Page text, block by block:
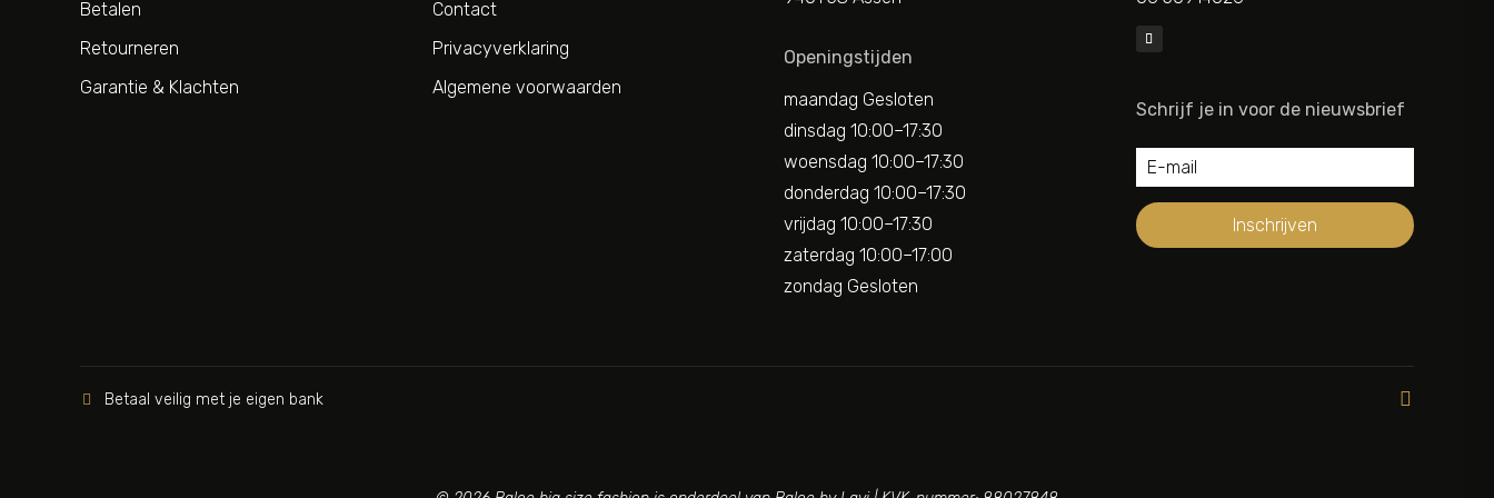
Betalen
Retourneren
Garantie & Klachten
Contact
Privacyverklaring
Algemene voorwaarden
Openingstijden
maandag Gesloten
dinsdag 10:00–17:30
woensdag 10:00–17:30
donderdag 10:00–17:30
vrijdag 10:00–17:30
zaterdag 10:00–17:00
zondag Gesloten
Schrijf je in voor de nieuwsbrief
Inschrijven
 Betaal veilig met je eigen bank 